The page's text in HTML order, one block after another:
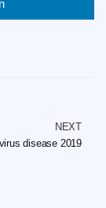
NEXT
disease 2019